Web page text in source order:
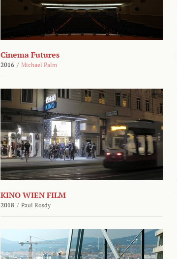
Cinema Futures
2016 / Michael Palm
KINO WIEN FILM
2018 / Paul Rosdy